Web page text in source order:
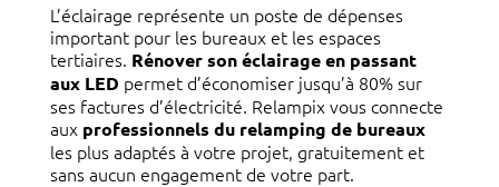
L’éclairage représente un poste de dépenses
important pour les bureaux et les espaces
tertiaires. Rénover son éclairage en passant
aux LED permet d’économiser jusqu’à 80% sur
ses factures d’électricité. Relampix vous connecte
aux professionnels du relamping de bureaux
les plus adaptés à votre projet, gratuitement et
sans aucun engagement de votre part.